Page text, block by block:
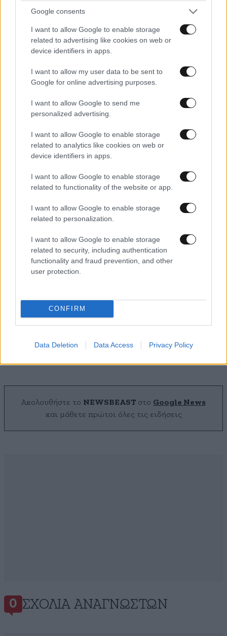
Google consents
I want to allow Google to enable storage
related to advertising like cookies on web or
device identifiers in apps.
I want to allow my user data to be sent to
Google for online advertising purposes.
I want to allow Google to send me
personalized advertising.
I want to allow Google to enable storage
related to analytics like cookies on web or
device identifiers in apps.
I want to allow Google to enable storage
related to functionality of the website or app.
I want to allow Google to enable storage
related to personalization.
I want to allow Google to enable storage
related to security, including authentication
functionality and fraud prevention, and other
user protection.
CONFIRM
Data Deletion Data Access Privacy Policy
Κόψατε βούτυρο και κρέας, αλλά η χοληστερίνη
δεν πέφτει – Το κοινό λάθος σύμφωνα με
διατροφολόγους
Αν θέλετε ένα υγιές έντερο βάλτε αυτά τα
λαχανικά στη διατροφή σας
Ακολουθήστε το NEWSBEAST στο Google News
και μάθετε πρώτοι όλες τις ειδήσεις
0 ΣΧΌΛΙΑ ΑΝΑΓΝΩΣΤΏΝ